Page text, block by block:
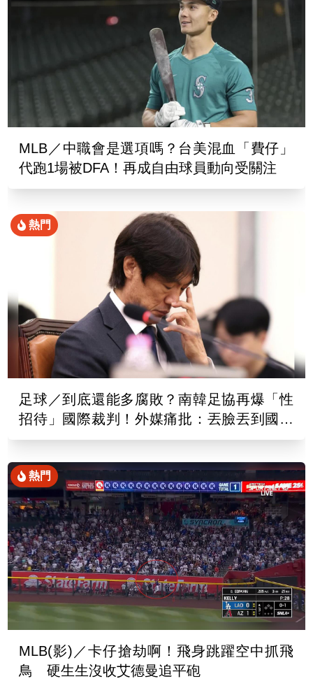
MLB／中職會是選項嗎？台美混血「費仔」
代跑1場被DFA！再成自由球員動向受關注
熱門
足球／到底還能多腐敗？南韓足協再爆「性
招待」國際裁判！外媒痛批：丟臉丟到國外
去
熱門
MLB(影)／卡仔搶劫啊！飛身跳躍空中抓飛
鳥 硬生生沒收艾德曼追平砲